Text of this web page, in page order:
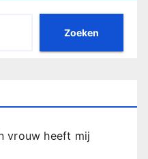
Zoeken
vrouw heeft mij